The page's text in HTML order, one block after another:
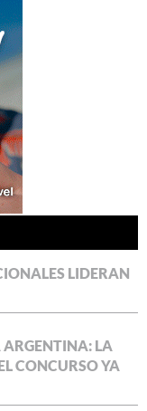
LIDERAN
ARGENTINA: LA
CONCURSO YA